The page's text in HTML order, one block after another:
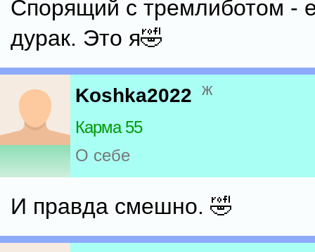
Спорящий с тремлиботом -
дурак. Это я🤣
Koshka2022 ж
Карма 55
О себе
И правда смешно. 🤣